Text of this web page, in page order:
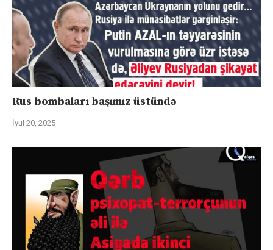
Rus bombaları başımız üstündə
İyul 20, 2025